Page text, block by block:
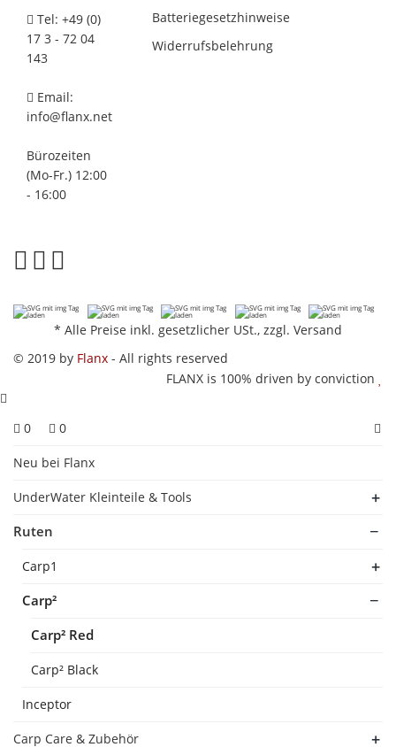
Tel: +49 (0)
17 3 - 72 04
143
Email:
info@flanx.net
Bürozeiten
(Mo-Fr.) 12:00
- 16:00
Batteriegesetzhinweise
Widerrufsbelehrung
* Alle Preise inkl. gesetzlicher USt., zzgl. Versand
© 2019 by Flanx - All rights reserved
FLANX is 100% driven by conviction
0 0
Neu bei Flanx
UnderWater Kleinteile & Tools
Ruten
Carp1
Carp²
Carp² Red
Carp² Black
Inceptor
Carp Care & Zubehör